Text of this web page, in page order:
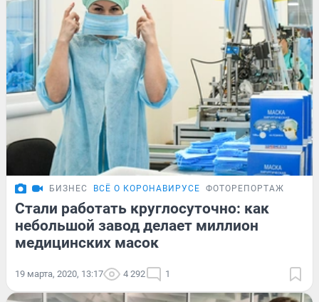
БИЗНЕС ВСЁ О КОРОНАВИРУСЕ ФОТОРЕПОРТАЖ
Стали работать круглосуточно: как
небольшой завод делает миллион
медицинских масок
19 марта, 2020, 13:17 4 292 1